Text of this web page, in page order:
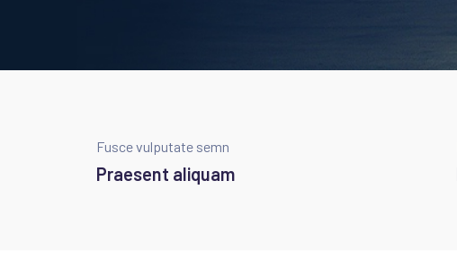
Fusce vulputate semn
Praesent aliquam